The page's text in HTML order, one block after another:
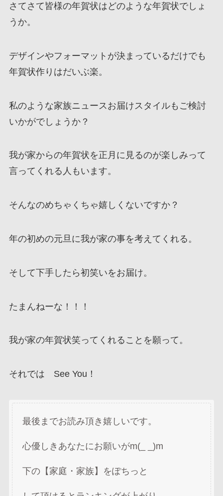
さてさて皆様の年賀状はどのような年賀状でしょ
うか。
デザインやフォーマットが決まっているだけでも
年賀状作りはだいぶ楽。
私のような家族ニュースお届けスタイルもご検討
いかがでしょうか？
我が家からの年賀状を正月に見るのが楽しみって
言ってくれる人もいます。
そんなのめちゃくちゃ嬉しくないですか？
年の初めの元旦に我が家の事を考えてくれる。
そして下手したら初笑いをお届け。
たまんねーな！！！
我が家の年賀状笑ってくれることを願って。
それでは See You！
最後までお読み頂き嬉しいです。
心優しきあなたにお願いがm(_ _)m
下の【家庭・家族】をぽちっと